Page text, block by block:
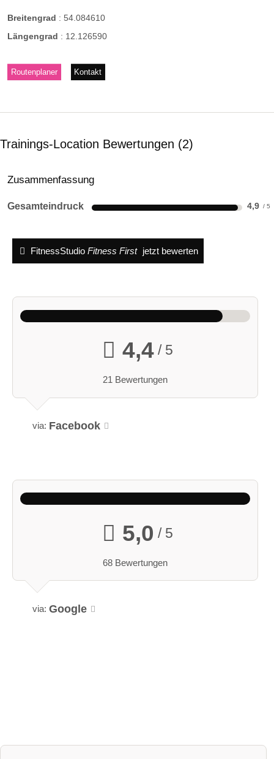
Breitengrad : 54.084610
Längengrad : 12.126590
Routenplaner Kontakt
Trainings-Location Bewertungen 2
Zusammenfassung
Gesamteindruck 4,9
FitnessStudio Fitness First jetzt bewerten
4,4/ 5
21 Bewertungen
via: Facebook
5,0 / 5
68 Bewertungen
via: Google